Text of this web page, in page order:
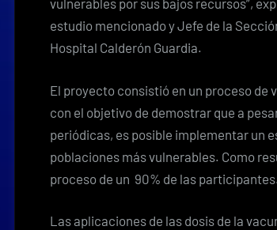
vulnerables por sus bajos recursos”,
estudio mencionado y Jefe de la
Hospital Calderón Guardia.
El proyecto consistió en un proceso de
con el objetivo de demostrar que a
periódicas, es posible implementar un
poblaciones más vulnerables. Como
proceso de un 90% de las participantes.
Las aplicaciones de las dosis de la